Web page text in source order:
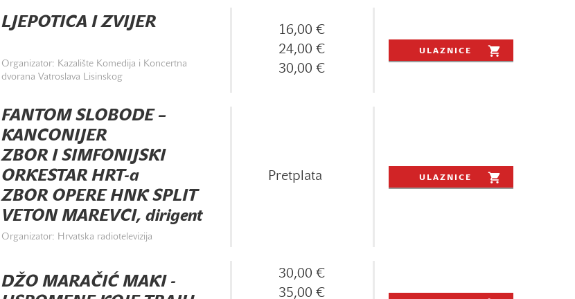
LJEPOTICA I ZVIJER
Organizator: Kazalište Komedija i Koncertna
dvorana Vatroslava Lisinskog
16,00 €
24,00 €
30,00 €
ULAZNICE
FANTOM SLOBODE –
KANCONIJER
ZBOR I SIMFONIJSKI
ORKESTAR HRT-a
ZBOR OPERE HNK SPLIT
VETON MAREVCI, dirigent
Organizator: Hrvatska radiotelevizija
Pretplata ULAZNICE
DŽO MARAČIĆ MAKI -
30,00 €
35,00 €